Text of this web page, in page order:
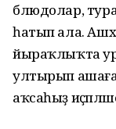
блюдолар,
һатып ала.
йыраҡлыҡта
ултырып
аҡсаһыҙ